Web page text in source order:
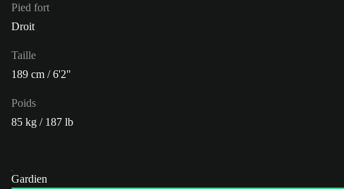
Pied fort
Droit
Taille
189 cm / 6'2"
Poids
85 kg / 187 lb
Gardien